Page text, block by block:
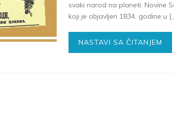
svaki narod na planeti. Novine
koji je objavljen 1834. godine u
NASTAVI SA ČITANJEM
svijeće pred ikonama, ali ne i pred
čovjekom.